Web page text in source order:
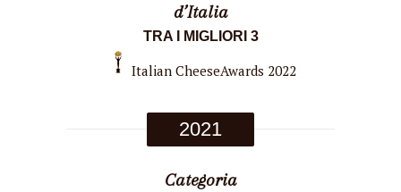
d’Italia
TRA I MIGLIORI 3
Italian CheeseAwards 2022
2021
Categoria